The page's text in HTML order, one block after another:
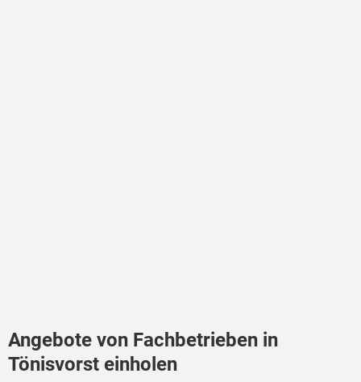
Angebote von Fachbetrieben in
Tönisvorst einholen